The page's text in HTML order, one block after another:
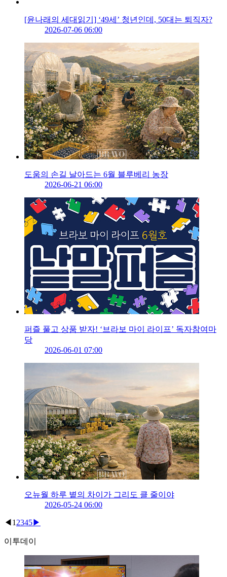
[윤나래의 세대읽기] ‘49세’ 청년인데, 50대는 퇴직자?
2026-07-06 06:00
도움의 손길 날아드는 6월 블루베리 농장
2026-06-21 06:00
퍼즐 풀고 상품 받자! ‘브라보 마이 라이프’ 독자참여마
당
2026-06-01 07:00
오뉴월 하루 볕의 차이가 그리도 클 줄이야
2026-05-24 06:00
◀ 1 2345▶
이투데이